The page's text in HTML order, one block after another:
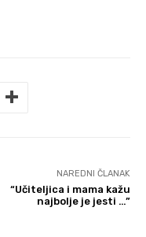
NAREDNI ČLANAK
“Učiteljica i mama kažu
najbolje je jesti …”